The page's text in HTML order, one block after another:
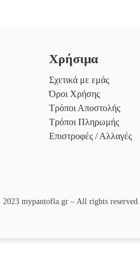
Χρήσιμα
Σχετικά με εμάς
Όροι Χρήσης
Τρόποι Αποστολής
Τρόποι Πληρωμής
Επιστροφές / Αλλαγές
mypantofla.gr – All rights reserved.